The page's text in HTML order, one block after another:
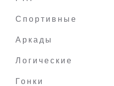
Спортивные
Аркады
Логические
Гонки